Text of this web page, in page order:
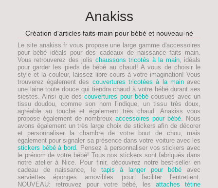
Anakiss
Création d'articles faits-main pour bébé et nouveau-né
Le site anakiss.fr vous propose une large gamme d'accessoires
pour bébé idéals pour des cadeaux de naissance faits main
Vous retrouverez des jolis chaussons tricotés à la main, idéals
pour garder les pieds de bébé au chaud! A vous de choisir le
style et la couleur, laissez libre cours à votre imagination! Vous
trouverez également des couvertures tricotées à la mainavec
une laine toute douce qui tiendra chaud à votre bébé durant ses
siestes. Ainsi que descouvertures pour bébé cousues avec un
tissu doudou, comme son nom l'indique, un tissu très doux,
agréable au touché et également très chaud. Anakiss vous
propose également de nombreuxaccessoires pour bébé . Nous
avons également un très large choix de stickers afin de décorer
et personnaliser la chambre de votre bout de chou, mais
également pour signaler sa présence dans votre voiture avec les
stickers bébé à bord . Pensez à personnaliser vos stickers avec
le prénom de votre bébé! Tous nos stickers sont fabriqués dans
notre atelier à Nice. Pour finir, découvrez notre best-seller en
cadeau de naissance, le tapis à langer pour bébé avec
serviettes éponges amovibles pour faciliter l'entretient.
NOUVEAU: retrouvez pour votre bébé, lesattaches tétine